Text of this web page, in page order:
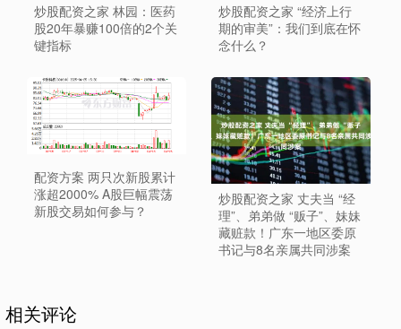
炒股配资之家 林园：医药
股20年暴赚100倍的2个关
键指标
炒股配资之家 “经济上行
期的审美”：我们到底在怀
念什么？
配资方案 两只次新股累计
涨超2000% A股巨幅震荡
新股交易如何参与？
炒股配资之家 丈夫当 “经
理”、弟弟做 “贩子”、妹妹
藏赃款！广东一地区委原
书记与8名亲属共同涉案
相关评论